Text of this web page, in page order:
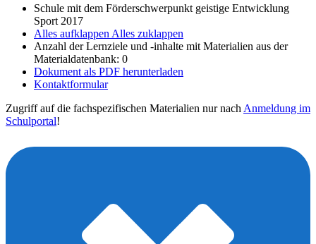
Schule mit dem Förderschwerpunkt geistige Entwicklung
Sport 2017
Alles aufklappen Alles zuklappen
Anzahl der Lernziele und -inhalte mit Materialien aus der
Materialdatenbank: 0
Dokument als PDF herunterladen
Kontaktformular
Zugriff auf die fachspezifischen Materialien nur nach Anmeldung im
Schulportal!